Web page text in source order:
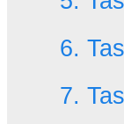
6.
7.